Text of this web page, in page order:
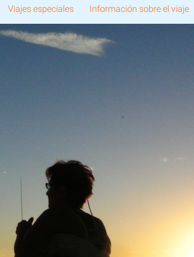
Viajes especiales Información sobre el viaje